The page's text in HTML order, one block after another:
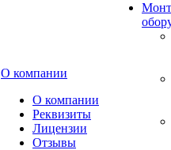
О компании
О компании
Реквизиты
Лицензии
Отзывы